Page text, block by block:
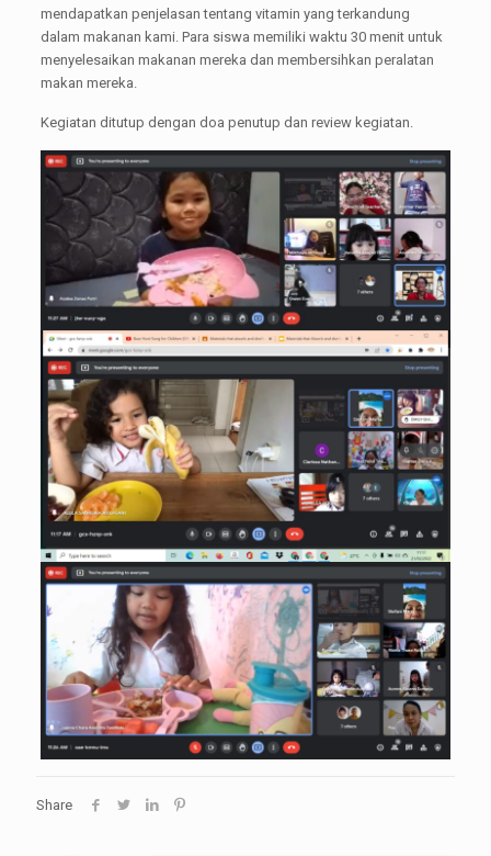
mendapatkan penjelasan tentang vitamin yang terkandung
dalam makanan kami. Para siswa memiliki waktu 30 menit untuk
menyelesaikan makanan mereka dan membersihkan peralatan
makan mereka.
Kegiatan ditutup dengan doa penutup dan review kegiatan.
Share